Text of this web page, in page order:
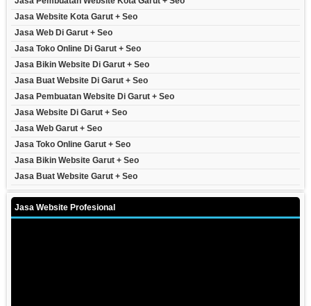
Jasa Website Kota Garut + Seo
Jasa Web Di Garut + Seo
Jasa Toko Online Di Garut + Seo
Jasa Bikin Website Di Garut + Seo
Jasa Buat Website Di Garut + Seo
Jasa Pembuatan Website Di Garut + Seo
Jasa Website Di Garut + Seo
Jasa Web Garut + Seo
Jasa Toko Online Garut + Seo
Jasa Bikin Website Garut + Seo
Jasa Buat Website Garut + Seo
Jasa Website Profesional